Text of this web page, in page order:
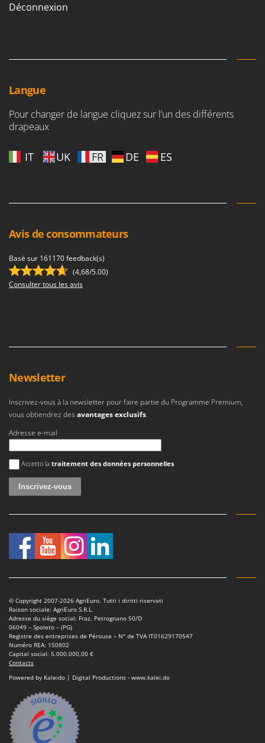
Déconnexion
Langue
Pour changer de langue cliquez sur l’un des différents
drapeaux
IT UK FR DE ES
Avis de consommateurs
Basé sur 161170 feedback(s)
(4,68/5.00)
Consulter tous les avis
Newsletter
Inscrivez-vous à la newsletter pour faire partie du Programme Premium,
vous obtiendrez des avantages exclusifs.
Adresse e-mail
Une erreur est survenue
Accetto la traitement des données personnelles
© Copyright 2007-2026 AgriEuro. Tutti i diritti riservati
Raison sociale: AgriEuro S.R.L.
Adresse du siège social: Fraz. Petrognano 50/D
06049 – Spoleto – (PG)
Registre des entreprises de Pérouse – N° de TVA IT01629170547
Numéro REA: 150802
Capital social: 5.000.000,00 €
Contacts
Powered by Kaleido | Digital Productions - www.kalei.do